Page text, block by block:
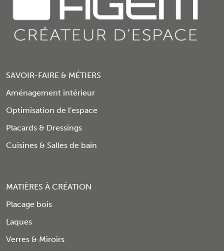
SAVOIR-FAIRE & MÉTIERS
Aménagement intérieur
Optimisation de l'espace
Placards & Dressings
Cuisines & Salles de bain
MATIÈRES À CRÉATION
Placage bois
Laques
Verres & Miroirs